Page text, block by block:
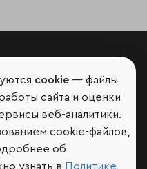
cookie — файлы
сайта и оценки
веб-аналитики.
cookie-файлов,
об
узнать в Политике